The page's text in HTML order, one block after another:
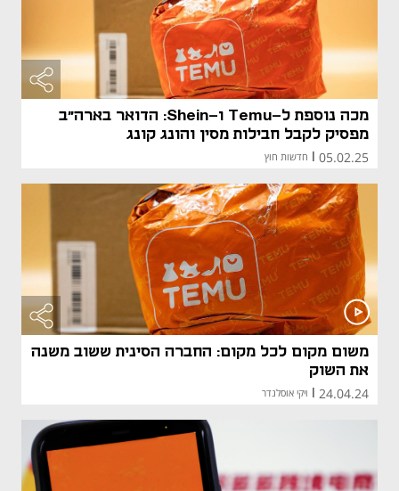
מכה נוספת ל-Temu ו-Shein: הדואר בארה"ב
מפסיק לקבל חבילות מסין והונג קונג
05.02.25 חדשות חוץ
משום מקום לכל מקום: החברה הסינית ששוב משנה
את השוק
24.04.24 ויקי אוסלנדר